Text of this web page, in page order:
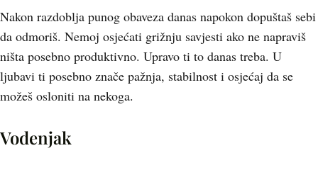
Nakon razdoblja punog obaveza danas napokon dopuštaš sebi
da odmoriš. Nemoj osjećati grižnju savjesti ako ne napraviš
ništa posebno produktivno. Upravo ti to danas treba. U
ljubavi ti posebno znače pažnja, stabilnost i osjećaj da se
možeš osloniti na nekoga.
Vodenjak